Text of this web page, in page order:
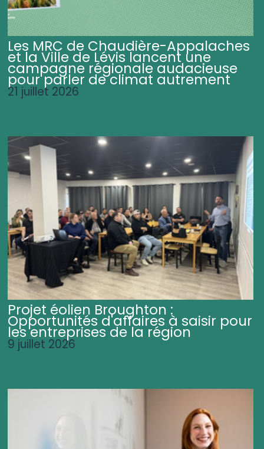
Les MRC de Chaudière-Appalaches
et la Ville de Lévis lancent une
campagne régionale audacieuse
pour parler de climat autrement
21 juillet 2026
Projet éolien Broughton :
Opportunités d'affaires à saisir pour
les entreprises de la région
9 juillet 2026